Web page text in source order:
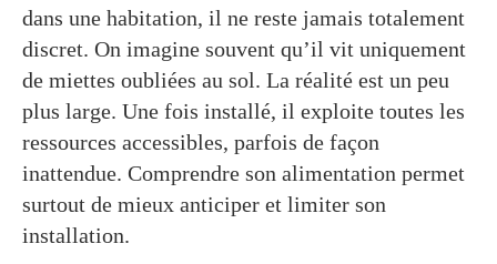
dans une habitation, il ne reste jamais totalement
discret. On imagine souvent qu’il vit uniquement
de miettes oubliées au sol. La réalité est un peu
plus large. Une fois installé, il exploite toutes les
ressources accessibles, parfois de façon
inattendue. Comprendre son alimentation permet
surtout de mieux anticiper et limiter son
installation.